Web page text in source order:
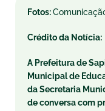
Fotos:
Crédito da Notícia:
A Prefeitura de
Municipal de
da Secretaria
de conversa com